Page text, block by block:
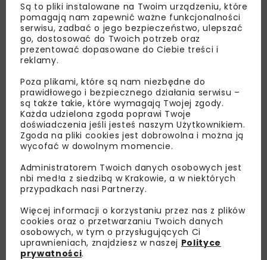
Lubisz wiedzieć więcej?
Zapisz się do newslettera aby otrzymywać od
nas najlepsze informacje branżowe,
zaproszenia na wydarzenia, atrakcyjne oferty i
dedykowane akcje specjalne.
Zapoznałam/em się zPolityką Prywatności i
Regulaminemoraz wyrażam zgodę na otrzymywanie na
podany przeze mnie adres e-mail korespondencji
handlowej w postaci newslettera.
Są to pliki instalowane na Twoim urządzeniu, które
pomagają nam zapewnić ważne funkcjonalności
serwisu, zadbać o jego bezpieczeństwo, ulepszać
go, dostosować do Twoich potrzeb oraz
prezentować dopasowane do Ciebie treści i
reklamy.
Poza plikami, które są nam niezbędne do
prawidłowego i bezpiecznego działania serwisu –
są także takie, które wymagają Twojej zgody.
Każda udzielona zgoda poprawi Twoje
doświadczenia jeśli jesteś naszym Użytkownikiem.
Zgoda na pliki cookies jest dobrowolna i można ją
wycofać w dowolnym momencie.
Administratorem Twoich danych osobowych jest
nbi med!a z siedzibą w Krakowie, a w niektórych
przypadkach nasi Partnerzy.
Więcej informacji o korzystaniu przez nas z plików
cookies oraz o przetwarzaniu Twoich danych
osobowych, w tym o przysługujących Ci
uprawnieniach, znajdziesz w naszej Polityce
prywatności.